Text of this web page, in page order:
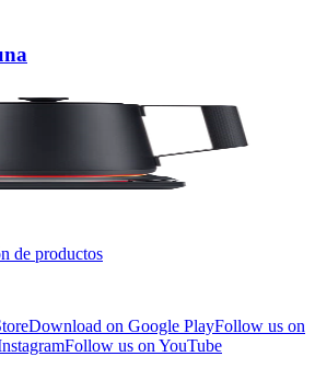
de productos
Download on Google PlayFollow us on
Follow us on YouTube